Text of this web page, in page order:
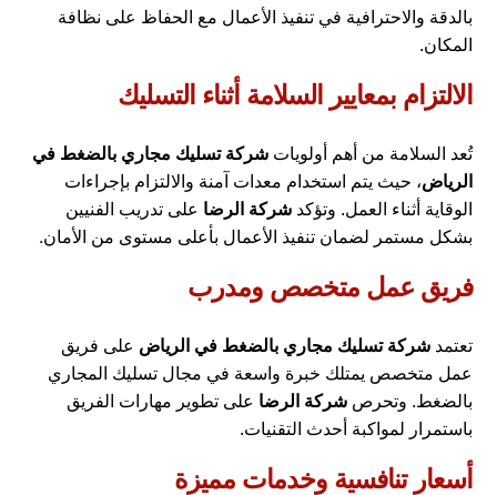
بالدقة والاحترافية في تنفيذ الأعمال مع الحفاظ على نظافة
المكان.
الالتزام بمعايير السلامة أثناء التسليك
تُعد السلامة من أهم أولوياتشركة تسليك مجاري بالضغط في
الرياض، حيث يتم استخدام معدات آمنة والالتزام بإجراءات
الوقاية أثناء العمل. وتؤكدشركة الرضا على تدريب الفنيين
بشكل مستمر لضمان تنفيذ الأعمال بأعلى مستوى من الأمان.
فريق عمل متخصص ومدرب
تعتمدشركة تسليك مجاري بالضغط في الرياض على فريق
عمل متخصص يمتلك خبرة واسعة في مجال تسليك المجاري
بالضغط. وتحرصشركة الرضا على تطوير مهارات الفريق
باستمرار لمواكبة أحدث التقنيات.
أسعار تنافسية وخدمات مميزة